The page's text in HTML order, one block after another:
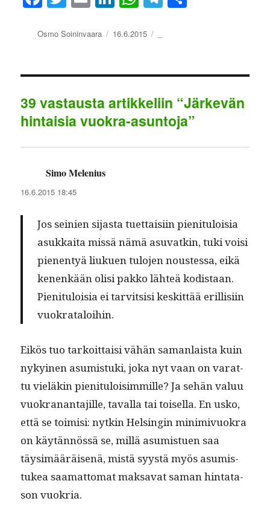
botteail ed ts
ppm
Kirjoittaja
Osmo Soininvaara Julkaistu
16.6.2015
39 vastausta artikkeliin “Järkevän
hintaisia vuokra-asuntoja”
Simo Melenius
16.6.2015 18:45
Jos seinien sijas­ta tuet­taisi­in pien­i­t­u­loisia
asukkai­ta mis­sä nämä asu­vatkin, tuki voisi
pienen­tyä liukuen tulo­jen noustes­sa, eikä
kenenkään olisi pakko lähteä kodis­taan.
Pien­i­t­u­loisia ei tarvit­sisi keskit­tää eril­lisi­in
vuokrataloihin.
Eikös tuo tarkoit­taisi vähän saman­laista kuin
nykyi­nen asum­is­tu­ki, joka nyt vaan on varat­
tu vieläkin pien­i­t­u­loisim­mille? Ja sehän val­uu
vuokranan­ta­jille, taval­la tai toisel­la. En usko,
että se toimisi: nytkin Helsin­gin min­imivuokra
on käytän­nössä se, mil­lä asum­istuen saa
täysimääräisenä, mis­tä syys­tä myös asum­is­
tukea saa­mat­tomat mak­sa­vat saman hin­tata­
son vuokria.